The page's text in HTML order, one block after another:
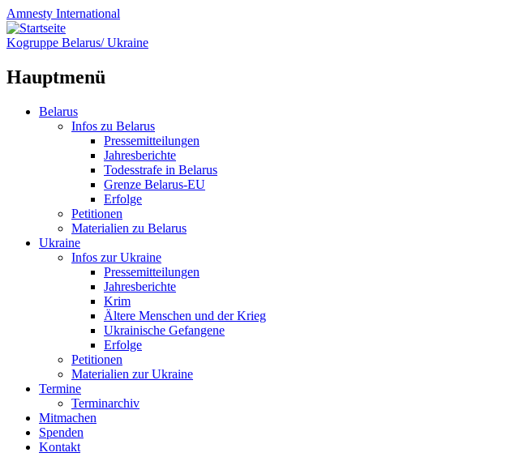
Amnesty International
Kogruppe Belarus/ Ukraine
Hauptmenü
Zum
Belarus
Infos zu Belarus
Pressemitteilungen
Jahresberichte
Todesstrafe in Belarus
Grenze Belarus-EU
Erfolge
Petitionen
Materialien zu Belarus
Ukraine
Infos zur Ukraine
Pressemitteilungen
Jahresberichte
Krim
Ältere Menschen und der Krieg
Ukrainische Gefangene
Erfolge
Petitionen
Materialien zur Ukraine
Termine
Terminarchiv
Mitmachen
Spenden
Kontakt